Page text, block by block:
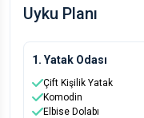
Uyku Planı
1. Yatak Odası
Çift Kişilik Yatak
Komodin
Elbise Dolabı